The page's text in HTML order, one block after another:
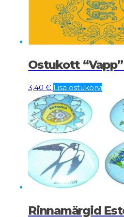
Ostukott “Vapp”
3,40 € Lisa ostukorvi
Rinnamärgid